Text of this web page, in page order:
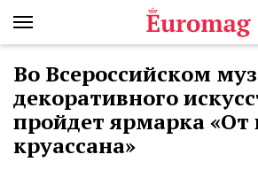
Во Всероссийском
декоративного
пройдет ярмарка «От
круассана»